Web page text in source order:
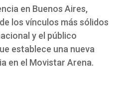
en Buenos Aires,
los vínculos más sólidos
y el público
establece una nueva
en el Movistar Arena.